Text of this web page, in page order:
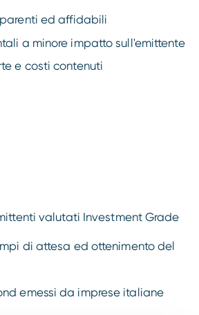
ed affidabili
a minore impatto sull'emittente
e costi contenuti
valutati Investment Grade
di attesa ed ottenimento del
emessi da imprese italiane